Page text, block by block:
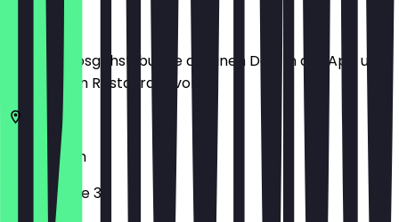
Bevor du losgehst, buche dir einen Deal in der App und
zeige ihn im Restaurant vor.
50674 Köln
Roonstraße 36